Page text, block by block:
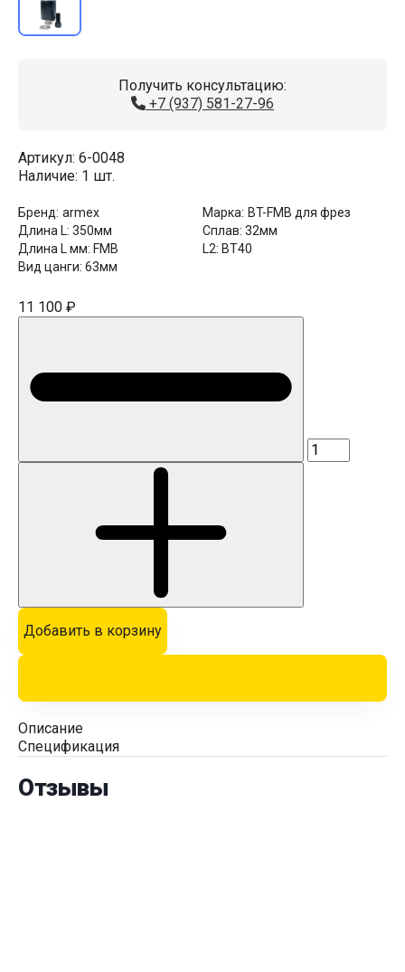
Получить консультацию:
+7 (937) 581-27-96
Артикул: 6-0048
Наличие: 1 шт.
Бренд: armex Марка: BT-FMB для фрез
Длина L: 350мм Сплав: 32мм
Длина L мм: FMB L2: BT40
Вид цанги: 63мм
11 100 ₽
Добавить в корзину
Описание
Спецификация
Отзывы